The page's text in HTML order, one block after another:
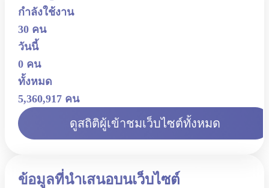
กำลังใช้งาน
30 คน
วันนี้
0 คน
ทั้งหมด
5,360,917 คน
ดูสถิติผู้เข้าชมเว็บไซต์ทั้งหมด
ข้อมูลที่นำเสนอบนเว็บไซต์